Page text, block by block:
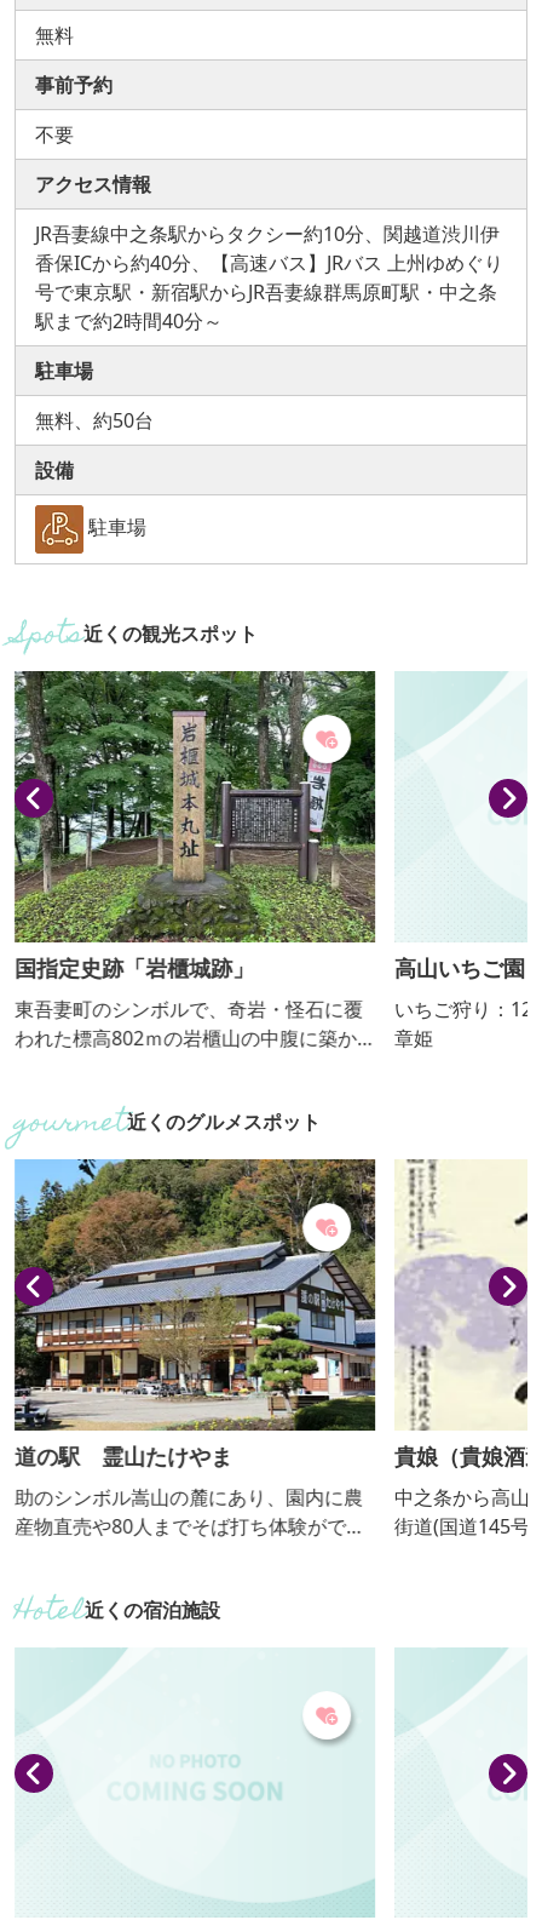
無料
事前予約
不要
アクセス情報
JR吾妻線中之条駅からタクシー約10分、関越道渋川伊
香保ICから約40分、【高速バス】JRバス 上州ゆめぐり
号で東京駅・新宿駅からJR吾妻線群馬原町駅・中之条
駅まで約2時間40分～
駐車場
無料、約50台
設備
駐車場
近くの観光スポット
高山いちご園
いちご狩り：12月中旬～6月上旬 品種：
章姫
城上フルーツ
開園期間：
（金） ＊要予約 当日でもＯＫ。必ず電
ンコーカス 等
近くのグルメスポット
貴娘（貴娘酒造(株)）
中之条から高山村方面に向う･日本ﾛﾏﾝﾁｯｸ
街道(国道145号)沿いの清らかな水と緑豊
祝い｢誰からも愛され貴ばれる子に育って
ほしい｣との願いをこめ銘名した｡創業以
来､品質本位の酒､理屈抜きに美味しい酒
を造り続けております｡
あがつま農協
工品】
ＪＡあがつま沢
郡中之条町の四
をいかした「沢
はじめ、ジャ
康食品の数々
きて安心と、大好評で
物は、平成２
のおみやげ総
近くの宿泊施設